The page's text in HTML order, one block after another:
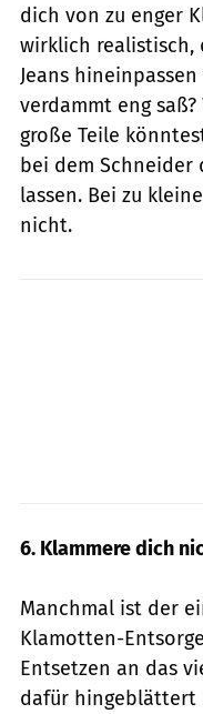
dich von zu enger
wirklich realistisch,
Jeans
verdammt eng
große Teile
bei dem Schneider
lassen. Bei zu
nicht.
6. Klammere dich
Manchmal ist der
Klamotten-
Entsetzen an das
dafür hingeblättert